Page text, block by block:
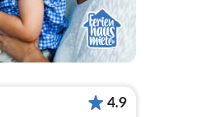
4.9